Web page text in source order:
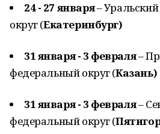
24 - 27 января–
округ (Екатеринбург)
31 января - 3 февраля–
федеральный округ (Казань)
31 января - 3 февраля–
федеральный округ (